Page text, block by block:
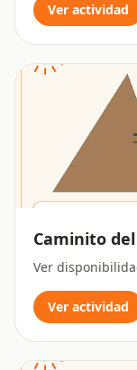
Ver actividad
Caminito
Ver
Ver actividad